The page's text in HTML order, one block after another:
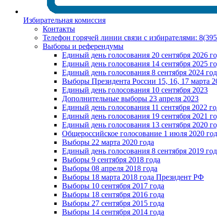
Избирательная комиссия
Контакты
Телефон горячей линии связи с избирателями:
Выборы и референдумы
Единый день голосования 20 сентября 2026
Единый день голосования 14 сентября 2025
Единый день голосования 8 сентября 2024
Выборы Президента России 15, 16, 17 марта
Единый день голосования 10 сентября 2023
Дополнительные выборы 23 апреля 2023
Единый день голосования 11 сентября 2022
Единый день голосования 19 сентября 2021
Единый день голосования 13 сентября 2020
Общероссийское голосование 1 июля 2020
Выборы 22 марта 2020 года
Единый день голосования 8 сентября 2019
Выборы 9 сентября 2018 года
Выборы 08 апреля 2018 года
Выборы 18 марта 2018 года Президент РФ
Выборы 10 сентября 2017 года
Выборы 18 сентября 2016 года
Выборы 27 сентября 2015 года
Выборы 14 сентября 2014 года